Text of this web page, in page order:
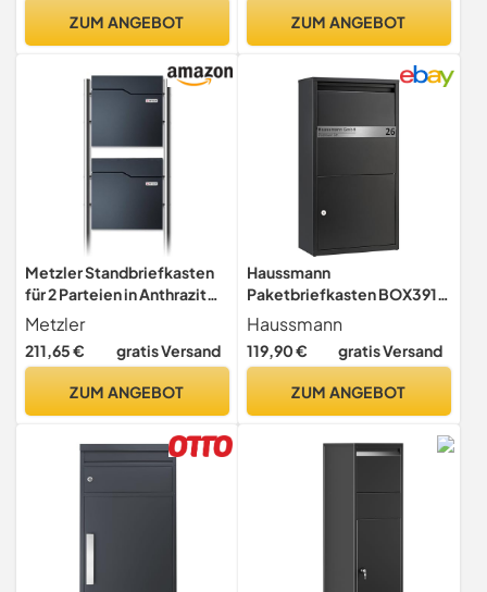
Standbriefkasten Paketbox
für Pakete,
Warensendungen, Briefe
ZUM ANGEBOT
modern rostfrei massiv
ZUM ANGEBOT
Metzler Standbriefkasten
für 2 Parteien in Anthrazit
RAL 7016 –
Doppelbriefkasten
freistehend 2er für
Zeitungsfach, Edelstahl
austauschbarem
Namensschild
Metzler
211,65 € gratis Versand
ZUM ANGEBOT
Haussmann
Paketbriefkasten BOX391,
Namensschild,
Paketstation
Haussmann
119,90 € gratis Versand
ZUM ANGEBOT